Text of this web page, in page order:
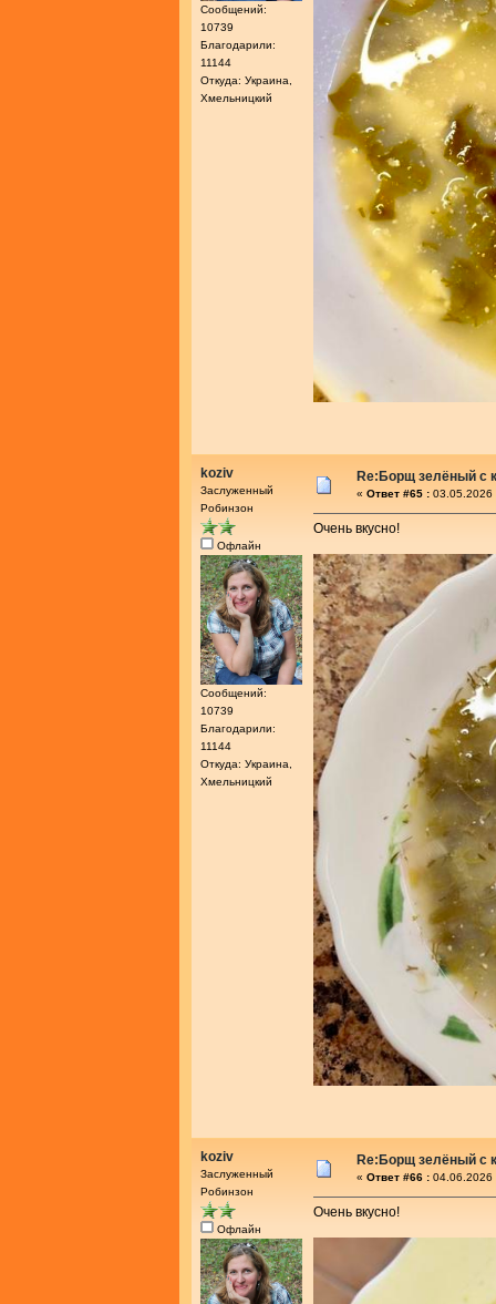
Сообщений:
10739
Благодарили:
11144
Откуда: Украина,
Хмельницкий
koziv
Заслуженный
Робинзон
Офлайн
Сообщений:
10739
Благодарили:
11144
Откуда: Украина,
Хмельницкий
Re:Борщ зелёный с
« Ответ #65 : 03.05.2026
Очень вкусно!
koziv
Заслуженный
Робинзон
Офлайн
Re:Борщ зелёный с
« Ответ #66 : 04.06.2026
Очень вкусно!